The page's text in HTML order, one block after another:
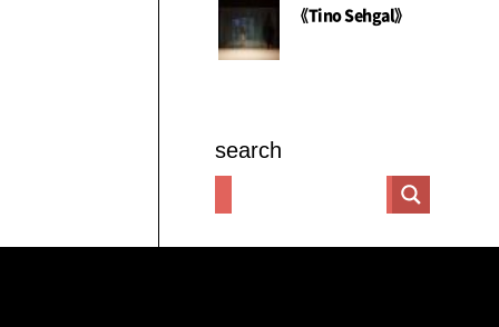
《Tino Sehgal》
search